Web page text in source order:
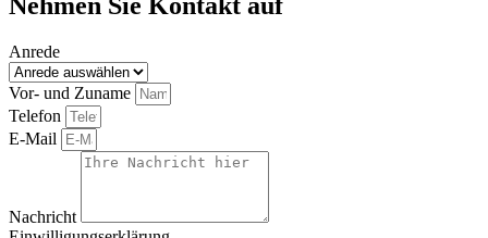
Nehmen Sie Kontakt auf
Anrede
Vor- und Zuname
Telefon
E-Mail
Nachricht